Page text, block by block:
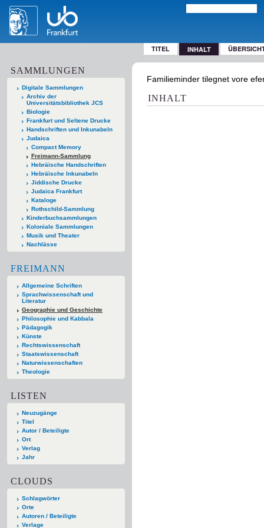
TITEL INHALT
SAMMLUNGEN
Digitale Sammlungen
Archiv der
Universitätsbibliothek JCS
Biologie
Frankfurt und Seltene Drucke
Handschriften und Inkunabeln
Judaica
Compact Memory
Freimann-Sammlung
Hebräische Handschriften
Hebräische Inkunabeln
Jiddische Drucke
Judaica Frankfurt
Kataloge
Rothschild-Sammlung
Kinderbuchsammlungen
Koloniale Sammlungen
Musik und Theater
Nachlässe
FREIMANN
Allgemeine Schriften
Sprachwissenschaft und
Literatur
Geographie und Geschichte
Philosophie und Kabbala
Pädagogik
Künste
Rechtswissenschaft
Staatswissenschaft
Naturwissenschaften
Theologie
LISTEN
Neuzugänge
Titel
Autor / Beteiligte
Ort
Verlag
Jahr
CLOUDS
Schlagwörter
Orte
Autoren / Beteiligte
Verlage
Familieminder tilegnet vore
INHALT